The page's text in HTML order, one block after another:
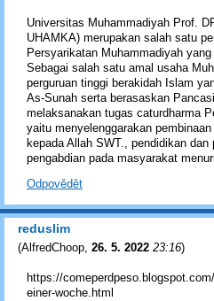
Universitas Muhammadiyah Prof.
UHAMKA) merupakan salah satu
Persyarikatan Muhammadiyah
Sebagai salah satu amal usaha
perguruan tinggi berakidah Islam
As-Sunah serta berasaskan
melaksanakan tugas caturdharma
yaitu menyelenggarakan
kepada Allah SWT., pendidikan dan
pengabdian pada masyarakat
Odpovědět
reduslim
(AlfredChoop, 26. 5. 2022 23:16)
https://
einer-woche.html